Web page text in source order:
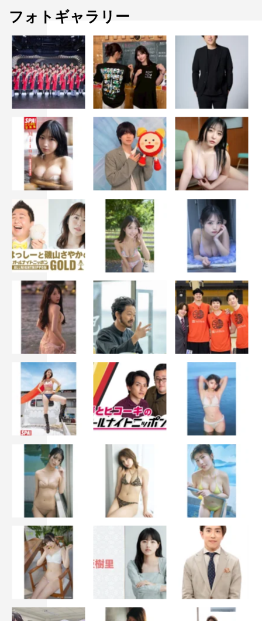
しかし、その彼との3回目のドライブデートで「実は俺
結婚していて」と衝撃のカミングアウトをされたと明か
し、渡辺がショックのあまり「不倫とかありえないので、
ごめんなさい降ります」と車から降りようとすると、相手
が突然車を路肩に止めて「え、直美とエッチしたい」と
駄々をこね始めたという衝撃の経験談を語った。
AbemaTV『恋愛ドラマな恋がしたい2』
放送日時：毎週土曜 後11時～
放送チャンネル：AbemaSPECIALチャンネル
MC：渡辺直美、前野朋哉、ジャルジャル・福徳秀介、谷
まりあ
七瀬公、兵頭功海、聖貴、山﨑萌香（50音順）
Abemaビデオで無料見逃し配信中
act.9 人生で最も記憶に残るキス
URL：https://abema.tv/video/episode/90-1182_s1_p9
©AbemaTV
AbemaTV
フォトギャラリー